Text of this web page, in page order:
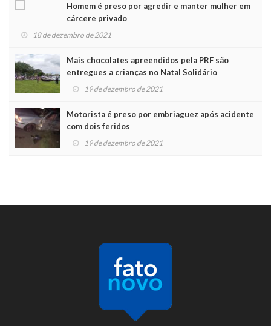
Homem é preso por agredir e manter mulher em
cárcere privado
18 de dezembro de 2021
Mais chocolates apreendidos pela PRF são
entregues a crianças no Natal Solidário
19 de dezembro de 2021
Motorista é preso por embriaguez após acidente
com dois feridos
19 de dezembro de 2021